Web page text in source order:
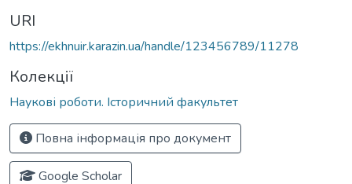
URI
https://ekhnuir.karazin.ua/handle/123456789/11278
Колекції
Наукові роботи. Історичний факультет
Повна інформація про документ
Google Scholar